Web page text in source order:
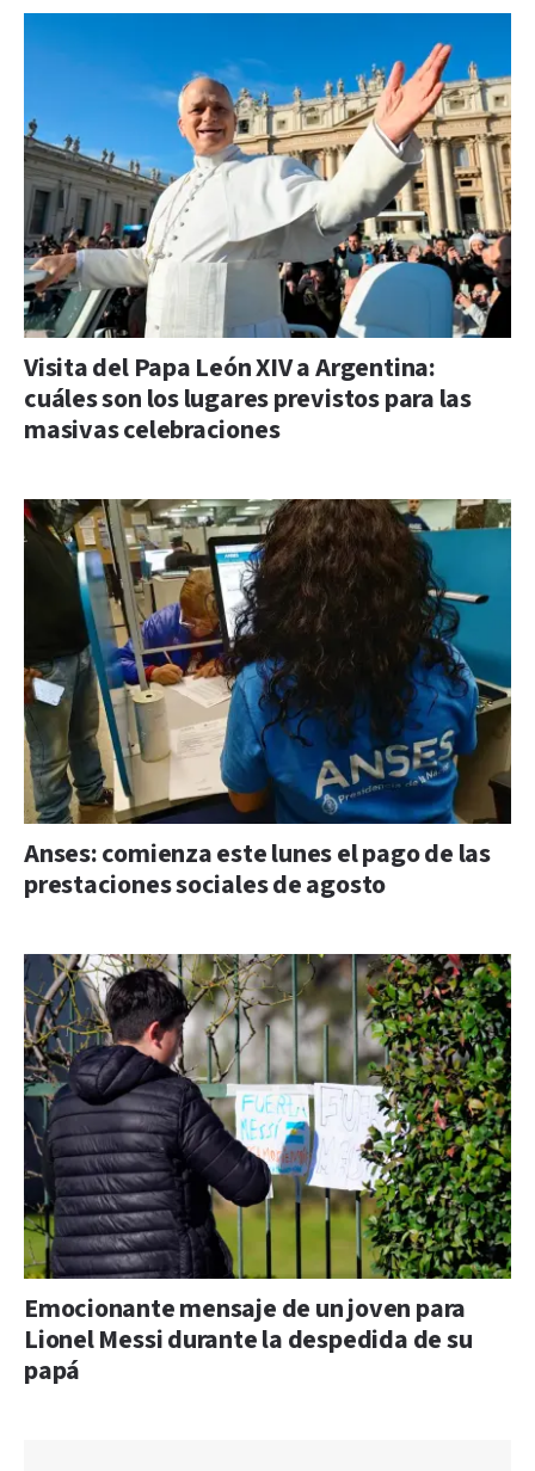
Visita del Papa León XIV a Argentina:
cuáles son los lugares previstos para las
masivas celebraciones
Anses: comienza este lunes el pago de las
prestaciones sociales de agosto
Emocionante mensaje de un joven para
Lionel Messi durante la despedida de su
papá